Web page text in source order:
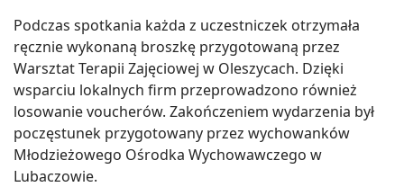
Podczas spotkania każda z uczestniczek otrzymała
ręcznie wykonaną broszkę przygotowaną przez
Warsztat Terapii Zajęciowej w Oleszycach. Dzięki
wsparciu lokalnych firm przeprowadzono również
losowanie voucherów. Zakończeniem wydarzenia był
poczęstunek przygotowany przez wychowanków
Młodzieżowego Ośrodka Wychowawczego w
Lubaczowie.